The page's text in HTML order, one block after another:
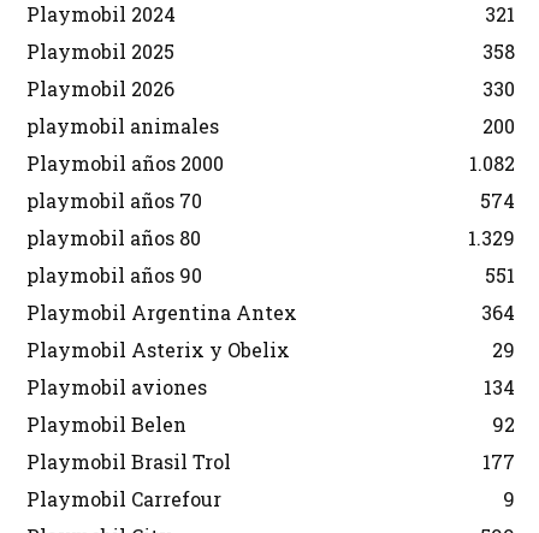
Playmobil 2024
321
Playmobil 2025
358
Playmobil 2026
330
playmobil animales
200
Playmobil años 2000
1.082
playmobil años 70
574
playmobil años 80
1.329
playmobil años 90
551
Playmobil Argentina Antex
364
Playmobil Asterix y Obelix
29
Playmobil aviones
134
Playmobil Belen
92
Playmobil Brasil Trol
177
Playmobil Carrefour
9